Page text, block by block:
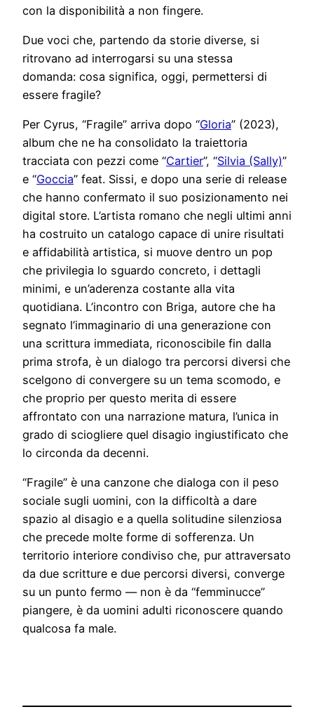
con la disponibilità a non fingere.
Due voci che, partendo da storie diverse, si
ritrovano ad interrogarsi su una stessa
domanda: cosa significa, oggi, permettersi di
essere fragile?
Per Cyrus, “Fragile” arriva dopo “Gloria” (2023),
album che ne ha consolidato la traiettoria
tracciata con pezzi come “Cartier”, “Silvia (Sally)”
e “Goccia” feat. Sissi, e dopo una serie di release
che hanno confermato il suo posizionamento nei
digital store. L’artista romano che negli ultimi anni
ha costruito un catalogo capace di unire risultati
e affidabilità artistica, si muove dentro un pop
che privilegia lo sguardo concreto, i dettagli
minimi, e un’aderenza costante alla vita
quotidiana. L’incontro con Briga, autore che ha
segnato l’immaginario di una generazione con
una scrittura immediata, riconoscibile fin dalla
prima strofa, è un dialogo tra percorsi diversi che
scelgono di convergere su un tema scomodo, e
che proprio per questo merita di essere
affrontato con una narrazione matura, l’unica in
grado di sciogliere quel disagio ingiustificato che
lo circonda da decenni.
“Fragile” è una canzone che dialoga con il peso
sociale sugli uomini, con la difficoltà a dare
spazio al disagio e a quella solitudine silenziosa
che precede molte forme di sofferenza. Un
territorio interiore condiviso che, pur attraversato
da due scritture e due percorsi diversi, converge
su un punto fermo — non è da “femminucce”
piangere, è da uomini adulti riconoscere quando
qualcosa fa male.